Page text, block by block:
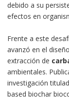
debido a su
efectos en
Frente a este
avanzó en el
extracción de
ambientales.
investigación
based biochar